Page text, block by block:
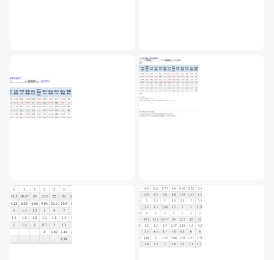
每個月堅持存 1 萬 5 千元，20 年後，每個月替自
愛因斯坦曾說：複利的威力比原子彈還可怕。
22K。此外，若能找到 10% 的投資組合，總資產將會變成
驚人的 1134 萬元！
在這個萬物皆漲，薪水不漲的年代，與其每天看老闆臉色、
期待老闆為你加薪，不如養個股兒子，讓它每個月為你默默